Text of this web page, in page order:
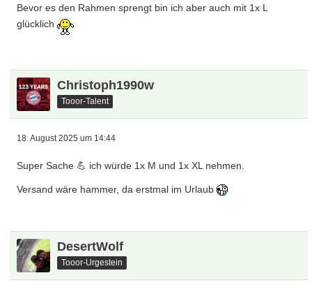
Bevor es den Rahmen sprengt bin ich aber auch mit 1x L
glücklich
Christoph1990w
Tooor-Talent
18. August 2025 um 14:44
Super Sache 💪 ich würde 1x M und 1x XL nehmen.
Versand wäre hammer, da erstmal im Urlaub
DesertWolf
Tooor-Urgestein